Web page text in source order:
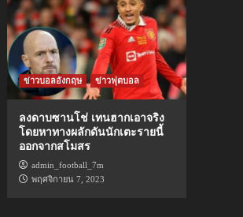
ข่าวบอลอังกฤษ ข่าวฟุตบอล
ลงดาบซานโช่ เทนฮากเอาจริง
โดยหาทางผลักดันนักเตะรายนี้
ออกจากสโมสร
admin_football_7m
พฤศจิกายน 7, 2023